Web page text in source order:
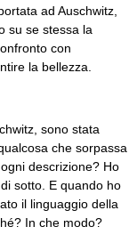
ad Auschwitz,
su se stessa la
con
la bellezza.
sono stata
che sorpassa
descrizione? Ho
sotto. E quando ho
il linguaggio della
In che modo?